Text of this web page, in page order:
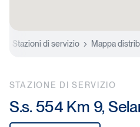
Stazioni di servizio Mappa
STAZIONE DI SERVIZIO
S.s. 554 Km 9,